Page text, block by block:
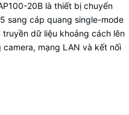
20B là thiết bị chuyển
sang cáp quang single-mode
dữ liệu khoảng cách lên
mạng LAN và kết nối